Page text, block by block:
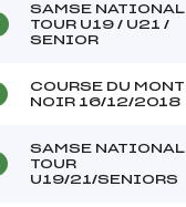
SAMSE NATIONAL
TOUR U19 / U21 /
SENIOR
COURSE DU MONT
NOIR 16/12/2018
SAMSE NATIONAL
TOUR
U19/21/SENIORS